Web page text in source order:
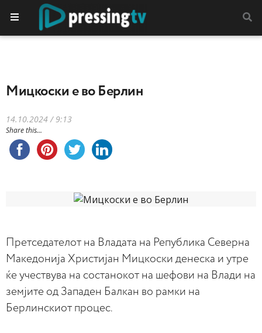
Мицкоски е во Берлин
14.10.2024 / 9:13
Share this...
Претседателот на Владата на Република Северна
Македонија Христијан Мицкоски денеска и утре
ќе учествува на состанокот на шефови на Влади на
земјите од Западен Балкан во рамки на
Берлинскиот процес.